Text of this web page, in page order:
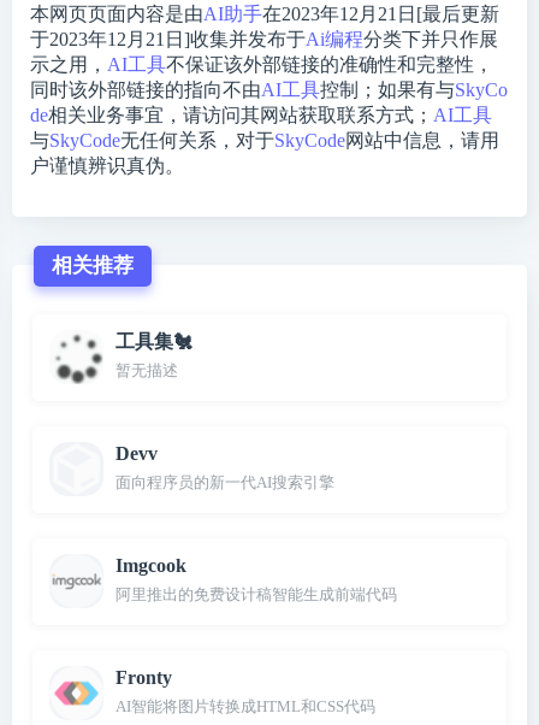
本网页页面内容是由AI助手在2023年12月21日[最后更新
于2023年12月21日]收集并发布于Ai编程分类下并只作展
示之用， AI工具不保证该外部链接的准确性和完整性，
同时该外部链接的指向不由AI工具控制；如果有与SkyCo
de相关业务事宜，请访问其网站获取联系方式； AI工具
与SkyCode无任何关系，对于SkyCode网站中信息，请用
户谨慎辨识真伪。
相关推荐
工具集🐔
暂无描述
Devv
面向程序员的新一代AI搜索引擎
Imgcook
阿里推出的免费设计稿智能生成前端代码
Fronty
AI智能将图片转换成HTML和CSS代码